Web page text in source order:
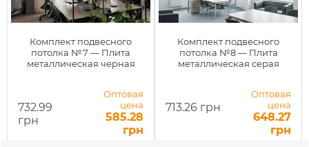
Комплект подвесного
потолка №7 — Плита
металлическая черная
732.99
грн
Оптовая
цена
585.28
грн
Комплект подвесного
потолка №8 — Плита
металлическая серая
713.26 грн
Оптовая
цена
648.27
грн